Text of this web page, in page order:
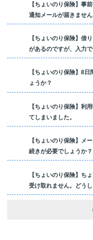
【ちょいのり保険】事
通知メールが届きません
【ちょいのり保険】借
があるのですが、入力
【ちょいのり保険】8
ょうか？
【ちょいのり保険】利
てしまいました。
【ちょいのり保険】メ
続きが必要でしょうか？
【ちょいのり保険】ち
受け取れません。どうし